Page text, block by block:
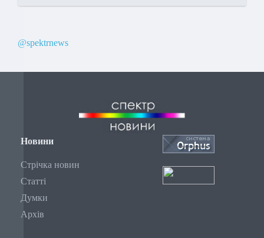
@spektrnews
Новини
Стрічка новин
Статті
Думки
Архів